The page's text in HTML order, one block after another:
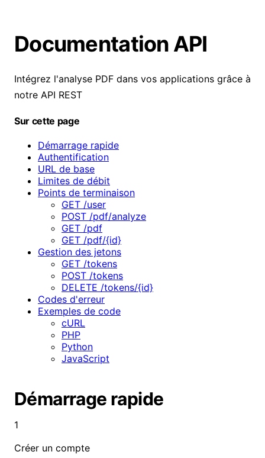
Documentation API
Intégrez l'analyse PDF dans vos applications grâce à
notre API REST
Sur cette page
Démarrage rapide
Authentification
URL de base
Limites de débit
Points de terminaison
GET /user
POST /pdf/analyze
GET /pdf
GET /pdf/{id}
Gestion des jetons
GET /tokens
POST /tokens
DELETE /tokens/{id}
Codes d'erreur
Exemples de code
cURL
PHP
Python
JavaScript
Démarrage rapide
1
Créer un compte